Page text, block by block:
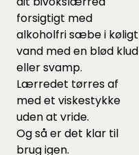
forsigtigt med
alkoholfri sæbe i køligt
vand med en blød klud
eller svamp.
Lærredet tørres af
med et viskestykke
uden at vride.
Og så er det klar til
brug igen.